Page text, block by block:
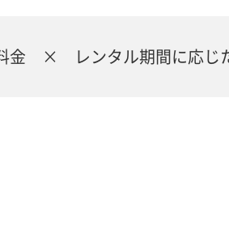
金 × レンタル期間に応じ